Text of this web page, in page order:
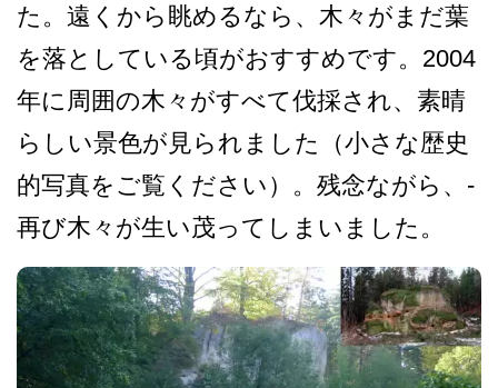
た。遠くから眺めるなら、木々がまだ葉
を落­としている頃がおすすめです。2004
年に周囲の木­々がすべて伐採され、素晴
らしい景色が見られました­（小さな歴史
的写真をご覧ください）。残念ながら、­
再び木々が生い茂ってしまいました。